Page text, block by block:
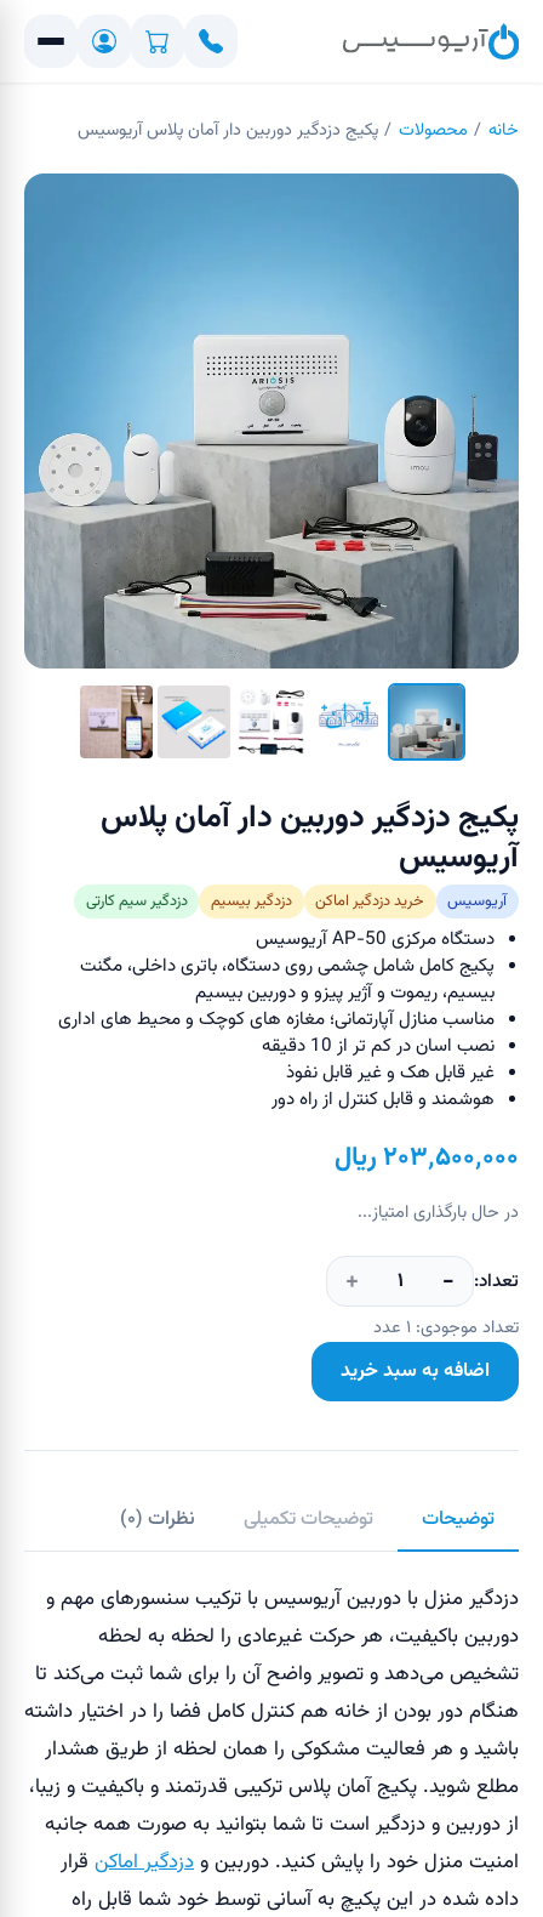
خانه / محصولات / پکیج دزدگیر دوربین دار آمان پلاس آریوسیس
پکیج دزدگیر دوربین دار آمان پلاس
آریوسیس
آریوسیس خرید دزدگیر اماکن دزدگیر بیسیم دزدگیر سیم کارتی
دستگاه مرکزی AP-50 آریوسیس
پکیج کامل شامل چشمی روی دستگاه، باتری داخلی، مگنت
بیسیم، ریموت و آژیر پیزو و دوربین بیسیم
مناسب منازل آپارتمانی؛ مغازه های کوچک و محیط های اداری
نصب اسان در کم تر از 10 دقیقه
غیر قابل هک و غیر قابل نفوذ
هوشمند و قابل کنترل از راه دور
۲۰۳٬۵۰۰٬۰۰۰ریال
در حال بارگذاری امتیاز...
تعداد: − ۱ +
تعداد موجودی: ۱ عدد
اضافه به سبد خرید
توضیحات توضیحات تکمیلی نظرات (۰)
دزدگیر منزل با دوربین آریوسیس با ترکیب سنسورهای مهم و
دوربین باکیفیت، هر حرکت غیرعادی را لحظه به لحظه
تشخیص می‌دهد و تصویر واضح آن را برای شما ثبت می‌کند تا
هنگام دور بودن از خانه هم کنترل کامل فضا را در اختیار داشته
باشید و هر فعالیت مشکوکی را همان لحظه از طریق هشدار
مطلع شوید. پکیج آمان پلاس ترکیبی قدرتمند و باکیفیت و زیبا،
از دوربین و دزدگیر است تا شما بتوانید به صورت همه جانبه
امنیت منزل خود را پایش کنید. دوربین ودزدگیر اماکن قرار
داده شده در این پکیچ به آسانی توسط خود شما قابل راه